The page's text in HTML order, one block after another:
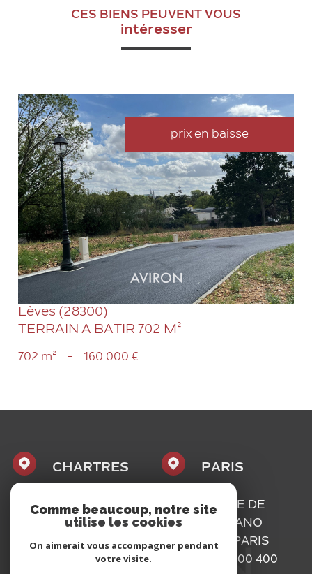
CES BIENS PEUVENT VOUS
intéresser
prix en baisse
VOIR LE BIEN
Lèves (28300)
TERRAIN A BATIR 702 M²
702 m² - 160 000 €
CHARTRES
1, PLACE
MAURICE
CAZALIS
PARIS
01 73 300 400
16, RUE DE
BASSANO
75116
PARIS
Comme beaucoup, notre site
utilise les cookies
On aimerait vous accompagner pendant
votre visite.